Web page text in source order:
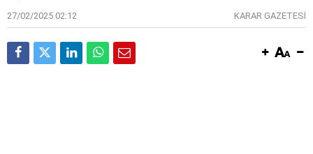
27/02/2025 02:12 KARAR GAZETESİ